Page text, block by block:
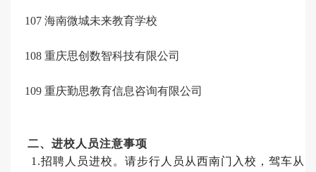
107 海南微城未来教育学校
108 重庆思创数智科技有限公司
109 重庆勤思教育信息咨询有限公司
二、进校人员注意事项
1.招聘人员进校。请步行人员从西南门入校，驾车从